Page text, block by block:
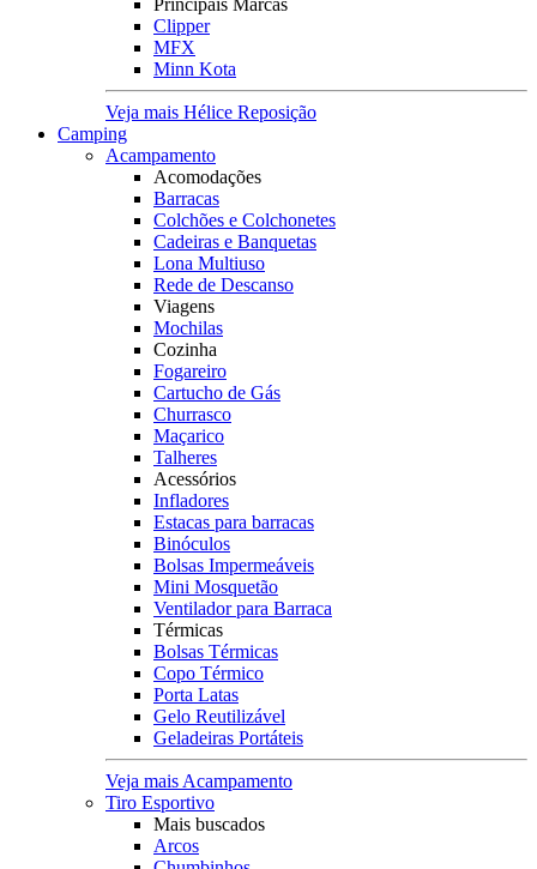
Principais Marcas
Clipper
MFX
Minn Kota
Veja mais Hélice Reposição
Camping
Acampamento
Acomodações
Barracas
Colchões e Colchonetes
Cadeiras e Banquetas
Lona Multiuso
Rede de Descanso
Viagens
Mochilas
Cozinha
Fogareiro
Cartucho de Gás
Churrasco
Maçarico
Talheres
Acessórios
Infladores
Estacas para barracas
Binóculos
Bolsas Impermeáveis
Mini Mosquetão
Ventilador para Barraca
Térmicas
Bolsas Térmicas
Copo Térmico
Porta Latas
Gelo Reutilizável
Geladeiras Portáteis
Veja mais Acampamento
Tiro Esportivo
Mais buscados
Arcos